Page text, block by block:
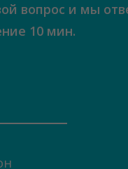
вопрос и мы
10 мин.